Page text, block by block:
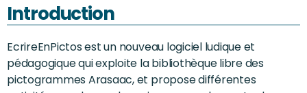
Introduction
EcrireEnPictos est un nouveau logiciel ludique et
pédagogique qui exploite la bibliothèque libre des
pictogrammes Arasaac, et propose différentes